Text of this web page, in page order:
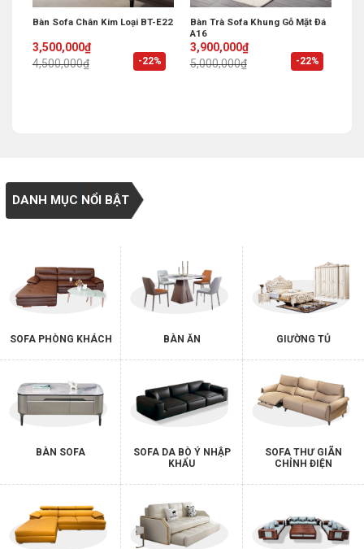
-22%
Bàn Sofa Chân Kim Loại BT-E22
4,500,000₫
Original
price
was:
3,500,000₫
Current
price
is:
-22%
Bàn Trà Sofa Khung Gỗ Mặt Đá
A16
5,000,000₫
Original
price
was:
3,900,000₫
Current
price
is:
DANH MỤC NỔI BẬT
SOFA PHÒNG KHÁCH BÀN ĂN GIƯỜNG TỦ
BÀN SOFA
SOFA DA BÒ Ý NHẬP
KHẨU
SOFA THƯ GIÃN
CHỈNH ĐIỆN